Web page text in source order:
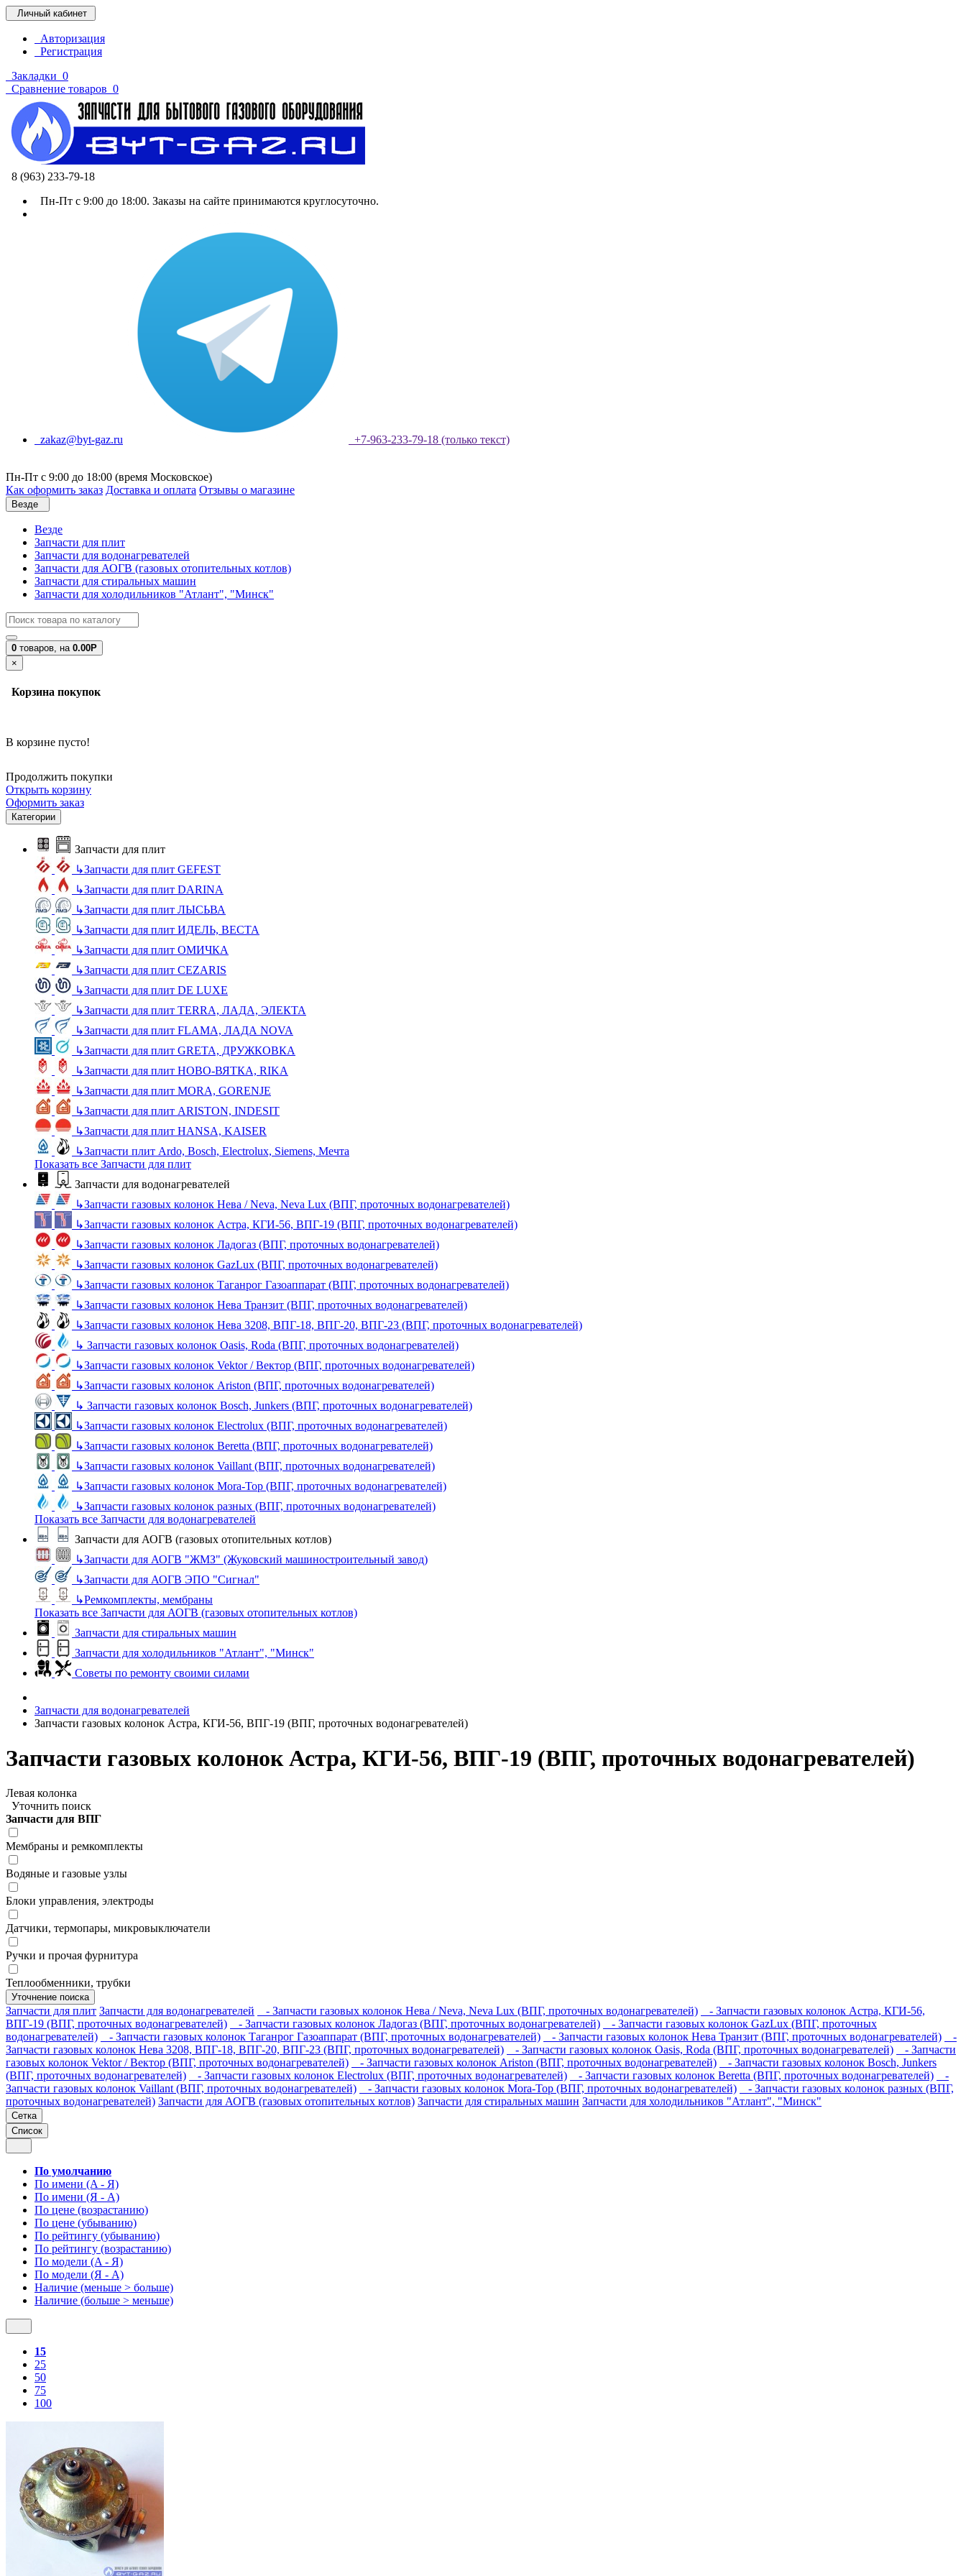
Личный кабинет
Авторизация
Регистрация
Закладки 0
Сравнение товаров 0
8 (963) 233-79-18
Пн-Пт с 9:00 до 18:00. Заказы на сайте принимаются круглосуточно.
zakaz@byt-gaz.ru +7-963-233-79-18 (только текст)
Пн-Пт с 9:00 до 18:00 (время Московское)
Как оформить заказ Доставка и оплата Отзывы о магазине
Везде
Везде
Запчасти для плит
Запчасти для водонагревателей
Запчасти для АОГВ (газовых отопительных котлов)
Запчасти для стиральных машин
Запчасти для холодильников "Атлант", "Минск"
0 товаров, на 0.00Р
×
Корзина покупок
В корзине пусто!
Продолжить покупки
Открыть корзину
Оформить заказ
Категории
Запчасти для плит
↳Запчасти для плит GEFEST
↳Запчасти для плит DARINA
↳Запчасти для плит ЛЫСЬВА
↳Запчасти для плит ИДЕЛЬ, ВЕСТА
↳Запчасти для плит ОМИЧКА
↳Запчасти для плит CEZARIS
↳Запчасти для плит DE LUXE
↳Запчасти для плит TERRA, ЛАДА, ЭЛЕКТА
↳Запчасти для плит FLAMA, ЛАДА NOVA
↳Запчасти для плит GRETA, ДРУЖКОВКА
↳Запчасти для плит НОВО-ВЯТКА, RIKA
↳Запчасти для плит MORA, GORENJE
↳Запчасти для плит ARISTON, INDESIT
↳Запчасти для плит HANSA, KAISER
↳Запчасти плит Ardo, Bosch, Electrolux, Siemens, Мечта
Показать все Запчасти для плит
Запчасти для водонагревателей
↳Запчасти газовых колонок Нева / Neva, Neva Lux (ВПГ, проточных водонагревателей)
↳Запчасти газовых колонок Астра, КГИ-56, ВПГ-19 (ВПГ, проточных водонагревателей)
↳Запчасти газовых колонок Ладогаз (ВПГ, проточных водонагревателей)
↳Запчасти газовых колонок GazLux (ВПГ, проточных водонагревателей)
↳Запчасти газовых колонок Таганрог Газоаппарат (ВПГ, проточных водонагревателей)
↳Запчасти газовых колонок Нева Транзит (ВПГ, проточных водонагревателей)
↳Запчасти газовых колонок Нева 3208, ВПГ-18, ВПГ-20, ВПГ-23 (ВПГ, проточных водонагревателей)
↳ Запчасти газовых колонок Oasis, Roda (ВПГ, проточных водонагревателей)
↳Запчасти газовых колонок Vektor / Вектор (ВПГ, проточных водонагревателей)
↳Запчасти газовых колонок Ariston (ВПГ, проточных водонагревателей)
↳ Запчасти газовых колонок Bosch, Junkers (ВПГ, проточных водонагревателей)
↳Запчасти газовых колонок Electrolux (ВПГ, проточных водонагревателей)
↳Запчасти газовых колонок Beretta (ВПГ, проточных водонагревателей)
↳Запчасти газовых колонок Vaillant (ВПГ, проточных водонагревателей)
↳Запчасти газовых колонок Mora-Top (ВПГ, проточных водонагревателей)
↳Запчасти газовых колонок разных (ВПГ, проточных водонагревателей)
Показать все Запчасти для водонагревателей
Запчасти для АОГВ (газовых отопительных котлов)
↳Запчасти для АОГВ "ЖМЗ" (Жуковский машиностроительный завод)
↳Запчасти для АОГВ ЭПО "Сигнал"
↳Ремкомплекты, мембраны
Показать все Запчасти для АОГВ (газовых отопительных котлов)
Запчасти для стиральных машин
Запчасти для холодильников "Атлант", "Минск"
Советы по ремонту своими силами
Запчасти для водонагревателей
Запчасти газовых колонок Астра, КГИ-56, ВПГ-19 (ВПГ, проточных водонагревателей)
Запчасти газовых колонок Астра, КГИ-56, ВПГ-19 (ВПГ, проточных водонагревателей)
Левая колонка
Уточнить поиск
Запчасти для ВПГ
Мембраны и ремкомплекты
Водяные и газовые узлы
Блоки управления, электроды
Датчики, термопары, микровыключатели
Ручки и прочая фурнитура
Теплообменники, трубки
Уточнение поиска
Запчасти для плит Запчасти для водонагревателей - Запчасти газовых колонок Нева / Neva, Neva Lux (ВПГ, проточных водонагревателей)
- Запчасти газовых колонок Астра, КГИ-56,
ВПГ-19 (ВПГ, проточных водонагревателей)
- Запчасти газовых колонок Ладогаз (ВПГ, проточных водонагревателей)
- Запчасти газовых колонок GazLux (ВПГ, проточных
водонагревателей)
- Запчасти газовых колонок Таганрог Газоаппарат (ВПГ, проточных водонагревателей) - Запчасти газовых колонок Нева Транзит (ВПГ, проточных водонагревателей)
-
Запчасти газовых колонок Нева 3208, ВПГ-18, ВПГ-20, ВПГ-23 (ВПГ, проточных водонагревателей)
- Запчасти газовых колонок Oasis, Roda (ВПГ, проточных водонагревателей)
- Запчасти
газовых колонок Vektor / Вектор (ВПГ, проточных водонагревателей)
- Запчасти газовых колонок Ariston (ВПГ, проточных водонагревателей)
- Запчасти газовых колонок Bosch, Junkers
(ВПГ, проточных водонагревателей)
- Запчасти газовых колонок Electrolux (ВПГ, проточных водонагревателей) - Запчасти газовых колонок Beretta (ВПГ, проточных водонагревателей)
-
Запчасти газовых колонок Vaillant (ВПГ, проточных водонагревателей)
- Запчасти газовых колонок Mora-Top (ВПГ, проточных водонагревателей)
- Запчасти газовых колонок разных (ВПГ,
проточных водонагревателей) Запчасти для АОГВ (газовых отопительных котлов) Запчасти для стиральных машин Запчасти для холодильников "Атлант", "Минск"
Сетка
Список
По умолчанию
По имени (A - Я)
По имени (Я - A)
По цене (возрастанию)
По цене (убыванию)
По рейтингу (убыванию)
По рейтингу (возрастанию)
По модели (A - Я)
По модели (Я - A)
Наличие (меньше > больше)
Наличие (больше > меньше)
15
25
50
75
100